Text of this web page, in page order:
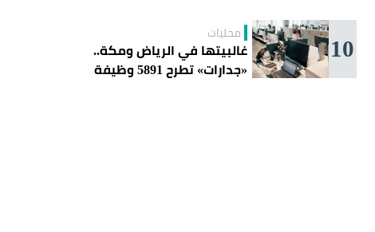
10 محليات
غالبيتها في الرياض ومكة..
«جدارات» تطرح 5891 وظيفة